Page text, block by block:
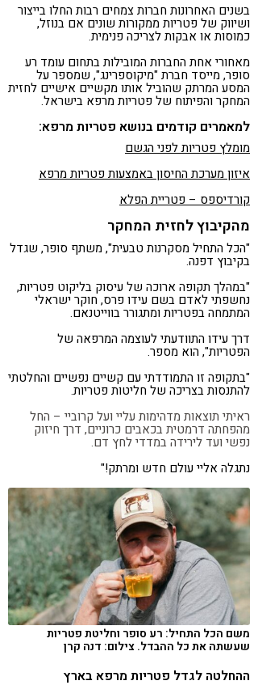
בשנים האחרונות חברות צמחים רבות החלו בייצור
ושיווק של פטריות ממקורות שונים אם בנוזל,
כמוסות או אבקות לצריכה פנימית.
מאחורי אחת החברות המובילות בתחום עומד רע
סופר, מייסד חברת "מיקוספרינג", שמספר על
המסע המרתק שהוביל אותו מקשיים אישיים לחזית
המחקר והפיתוח של פטריות מרפא בישראל.
למאמרים קודמים בנושא פטריות מרפא:
מומלץ פטריות לפני הגשם
איזון מערכת החיסון באמצעות פטריות מרפא
קורדיספס – פטריית הפלא
מהקיבוץ לחזית המחקר
"הכל התחיל מסקרנות טבעית", משתף סופר, שגדל
בקיבוץ דפנה.
"במהלך תקופה ארוכה של עיסוק בליקוט פטריות,
נחשפתי לאדם בשם עידו פרס, חוקר ישראלי
המתמחה בפטריות ומתגורר בווייטנאם.
דרך עידו התוודעתי לעוצמה המרפאה של
הפטריות", הוא מספר.
"בתקופה זו התמודדתי עם קשיים נפשיים והחלטתי
להתנסות בצריכה של חליטות פטריות.
ראיתי תוצאות מדהימות עליי ועל קרוביי – החל
מהפחתה דרמטית בכאבים כרוניים, דרך חיזוק
נפשי ועד לירידה במדדי לחץ דם.
נתגלה אליי עולם חדש ומרתק!"
משם הכל התחיל: רע סופר וחליטת פטריות
שעשתה את כל ההבדל. צילום: דנה קרן
ההחלטה לגדל פטריות מרפא בארץ